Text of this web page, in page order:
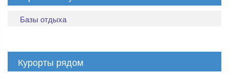
Базы отдыха
Курорты рядом